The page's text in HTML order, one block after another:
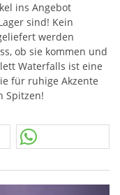
ins Angebot
sind! Kein
werden
ob sie kommen und
Waterfalls ist eine
für ruhige Akzente
Spitzen!